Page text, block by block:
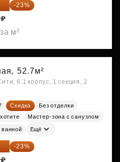
₽ -23%
м²
52.7м²
6.1 корпус, 1 секция, 2
Скидка
Без отделки
Мастер-зона с санузлом
Ещё
₽ -23%